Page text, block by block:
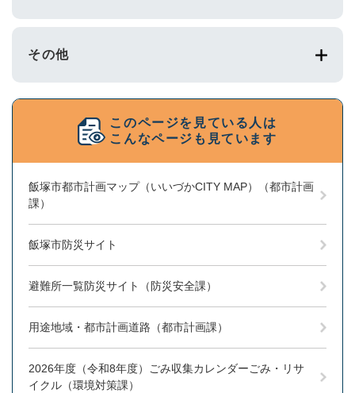
その他
このページを見ている人は
こんなページも見ています
飯塚市都市計画マップ（いいづかCITY MAP）（都市計画
課）
飯塚市防災サイト
避難所一覧防災サイト（防災安全課）
用途地域・都市計画道路（都市計画課）
2026年度（令和8年度）ごみ収集カレンダーごみ・リサ
イクル（環境対策課）